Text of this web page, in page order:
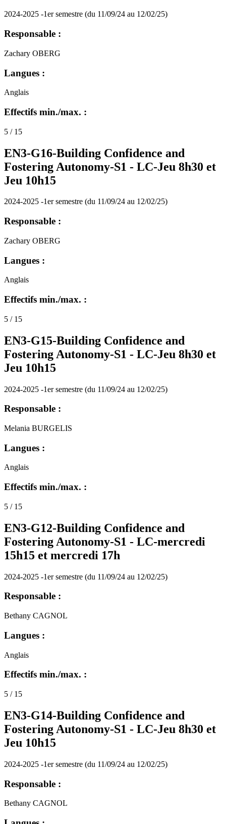
2024-2025 -1er semestre (du 11/09/24 au 12/02/25)
Responsable :
Zachary OBERG
Langues :
Anglais
Effectifs min./max. :
5 / 15
EN3-G16-Building Confidence and
Fostering Autonomy-S1 - LC-Jeu 8h30 et
Jeu 10h15
2024-2025 -1er semestre (du 11/09/24 au 12/02/25)
Responsable :
Zachary OBERG
Langues :
Anglais
Effectifs min./max. :
5 / 15
EN3-G15-Building Confidence and
Fostering Autonomy-S1 - LC-Jeu 8h30 et
Jeu 10h15
2024-2025 -1er semestre (du 11/09/24 au 12/02/25)
Responsable :
Melania BURGELIS
Langues :
Anglais
Effectifs min./max. :
5 / 15
EN3-G12-Building Confidence and
Fostering Autonomy-S1 - LC-mercredi
15h15 et mercredi 17h
2024-2025 -1er semestre (du 11/09/24 au 12/02/25)
Responsable :
Bethany CAGNOL
Langues :
Anglais
Effectifs min./max. :
5 / 15
EN3-G14-Building Confidence and
Fostering Autonomy-S1 - LC-Jeu 8h30 et
Jeu 10h15
2024-2025 -1er semestre (du 11/09/24 au 12/02/25)
Responsable :
Bethany CAGNOL